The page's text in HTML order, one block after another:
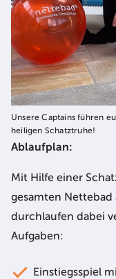
Unsere Captains führen
heiligen Schatztruhe!
Ablaufplan:
Mit Hilfe einer
gesamten
durchlaufen dabei
Aufgaben:
Einstiegsspiel